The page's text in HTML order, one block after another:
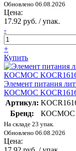
Обновлено 06.08.2026
Цена:
17.92 руб. / упак.
-
+
Купить
Элемент питания
КОСМОС
Артикул:
Бренд:
КОСМОС
На складе 23 упак.
Обновлено 06.08.2026
Цена: